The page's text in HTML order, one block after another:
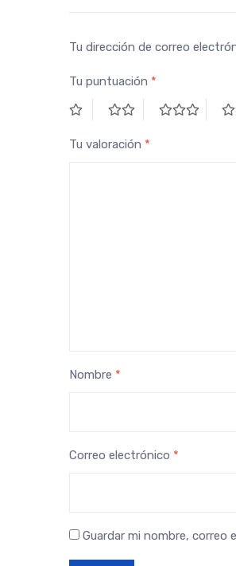
Tu dirección de correo
Tu puntuación *
Tu valoración *
Nombre *
Correo electrónico *
Guardar mi nombre, correo